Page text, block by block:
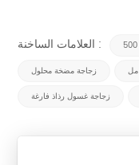
العلامات الساخنة :
زجاجة مضخة محلول
زجاجة غسول رذاذ فارغة